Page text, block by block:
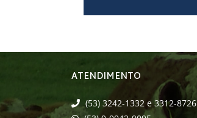
ATENDIMENTO
(53) 3242-1332 e 3312-8726